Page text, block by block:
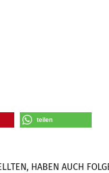
teilen
HABEN AUCH